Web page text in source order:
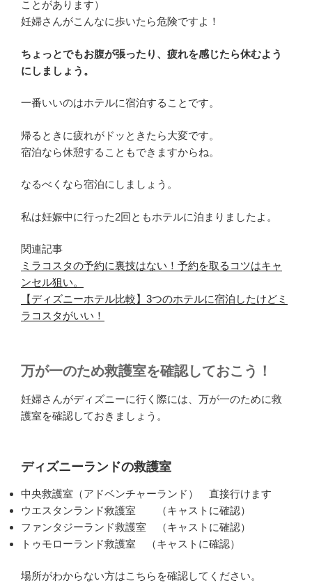
ことがあります）
妊婦さんがこんなに歩いたら危険ですよ！
ちょっとでもお腹が張ったり、疲れを感じたら休むよう
にしましょう。
一番いいのはホテルに宿泊することです。
帰るときに疲れがドッときたら大変です。
宿泊なら休憩することもできますからね。
なるべくなら宿泊にしましょう。
私は妊娠中に行った2回ともホテルに泊まりましたよ。
関連記事
ミラコスタの予約に裏技はない！予約を取るコツはキャ
ンセル狙い。
【ディズニーホテル比較】3つのホテルに宿泊したけどミ
ラコスタがいい！
万が一のため救護室を確認しておこう！
妊婦さんがディズニーに行く際には、万が一のために救
護室を確認しておきましょう。
ディズニーランドの救護室
中央救護室（アドベンチャーランド） 直接行けます
ウエスタンランド救護室 （キャストに確認）
ファンタジーランド救護室 （キャストに確認）
トゥモローランド救護室 （キャストに確認）
場所がわからない方はこちらを確認してください。